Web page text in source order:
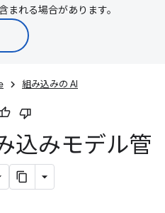
まれる場合があります。
組み込みの AI
込みモデル管